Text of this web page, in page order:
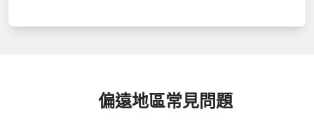
偏遠地區常見問題